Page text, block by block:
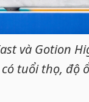
và Gotion
tuổi thọ, độ